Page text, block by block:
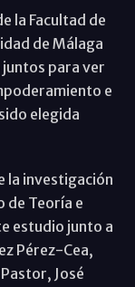
la Facultad de
de Málaga
para ver
e
elegida
la investigación
Teoría e
estudio junto a
Pérez-Cea,
José